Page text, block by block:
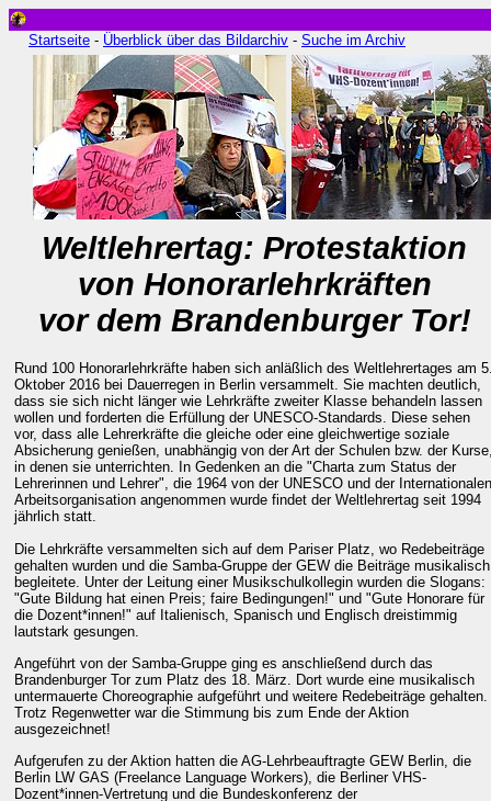
Startseite - Überblick über das Bildarchiv - Suche im Archiv
Weltlehrertag: Protestaktion
von Honorarlehrkräften
vor dem Brandenburger Tor!
Rund 100 Honorarlehrkräfte haben sich anläßlich des Weltlehrertages am
Oktober 2016 bei Dauerregen in Berlin versammelt. Sie machten deutlich,
dass sie sich nicht länger wie Lehrkräfte zweiter Klasse behandeln lassen
wollen und forderten die Erfüllung der UNESCO-Standards. Diese sehen
vor, dass alle Lehrerkräfte die gleiche oder eine gleichwertige soziale
Absicherung genießen, unabhängig von der Art der Schulen bzw. der
in denen sie unterrichten. In Gedenken an die "Charta zum Status der
Lehrerinnen und Lehrer", die 1964 von der UNESCO und der Internationalen
Arbeitsorganisation angenommen wurde findet der Weltlehrertag seit 1994
jährlich statt.
Die Lehrkräfte versammelten sich auf dem Pariser Platz, wo Redebeiträge
gehalten wurden und die Samba-Gruppe der GEW die Beiträge musikalisch
begleitete. Unter der Leitung einer Musikschulkollegin wurden die Slogans:
"Gute Bildung hat einen Preis; faire Bedingungen!" und "Gute Honorare für
die Dozent*innen!" auf Italienisch, Spanisch und Englisch dreistimmig
lautstark gesungen.
Angeführt von der Samba-Gruppe ging es anschließend durch das
Brandenburger Tor zum Platz des 18. März. Dort wurde eine musikalisch
untermauerte Choreographie aufgeführt und weitere Redebeiträge gehalten.
Trotz Regenwetter war die Stimmung bis zum Ende der Aktion
ausgezeichnet!
Aufgerufen zu der Aktion hatten die AG-Lehrbeauftragte GEW Berlin, die
Berlin LW GAS (Freelance Language Workers), die Berliner VHS-
Dozent*innen-Vertretung und die Bundeskonferenz der